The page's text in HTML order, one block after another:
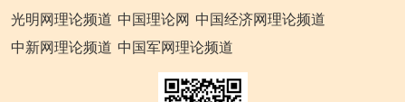
光明网理论频道 中国理论网 中国经济网理论频道
中新网理论频道 中国军网理论频道